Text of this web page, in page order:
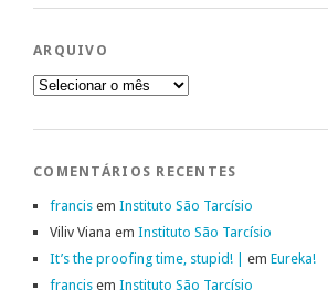
ARQUIVO
Arquivo
COMENTÁRIOS RECENTES
francis em Instituto São Tarcísio
Viliv Viana em Instituto São Tarcísio
It’s the proofing time, stupid! | em Eureka!
francis em Instituto São Tarcísio